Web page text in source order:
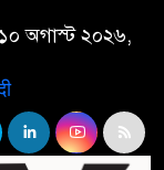
অগাস্ট ২০২৬,